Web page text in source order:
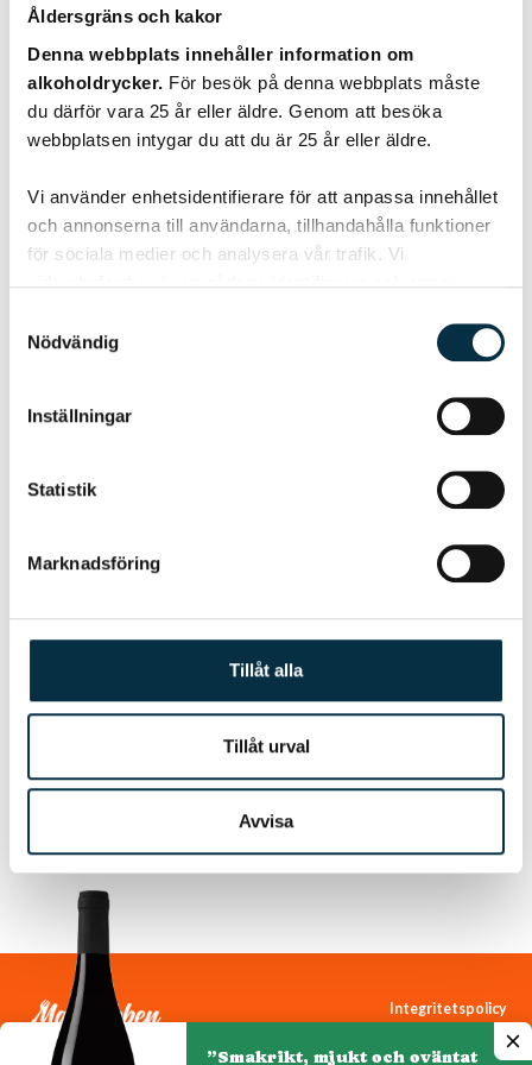
Åldersgräns och kakor
Denna webbplats innehåller information om
alkoholdrycker. För besök på denna webbplats måste
du därför vara 25 år eller äldre. Genom att besöka
webbplatsen intygar du att du är 25 år eller äldre.
Vi använder enhetsidentifierare för att anpassa innehållet
och annonserna till användarna, tillhandahålla funktioner
för sociala medier och analysera vår trafik. Vi
annons- och analysföretag som vi samarbetar med.
Dessa kan i sin tur kombinera informationen med annan
information som du har tillhandahållit eller som de har
samlat in när du har använt deras tjänster.
Nödvändig
Inställningar
Statistik
Marknadsföring
Tillåt alla
Tillåt urval
Avvisa
Kycklingfärs grundrecept
Tänkte först skriva in receptet på en färsrulle, men man
Biff Greta
Integritetspolicy
Cookiepolicy
”Smakrikt, mjukt och oväntat